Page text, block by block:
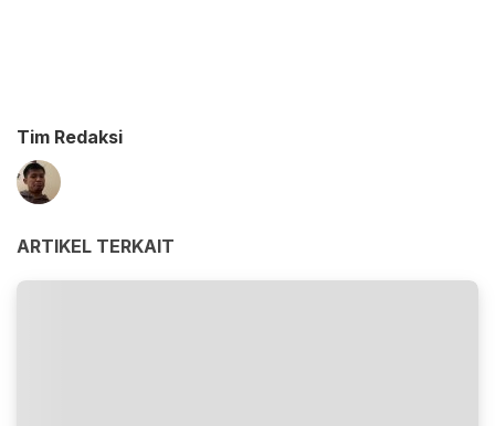
Tim Redaksi
ARTIKEL TERKAIT